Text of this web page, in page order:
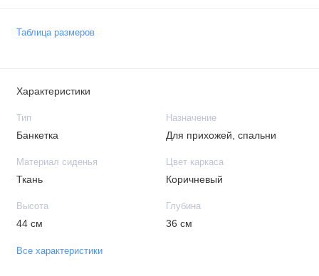
Таблица размеров
Характеристики
Тип
Банкетка
Назначение
Для прихожей, спальни
Материал сиденья
Ткань
Цвет каркаса
Коричневый
Высота
44 см
Глубина
36 см
Все характеристики